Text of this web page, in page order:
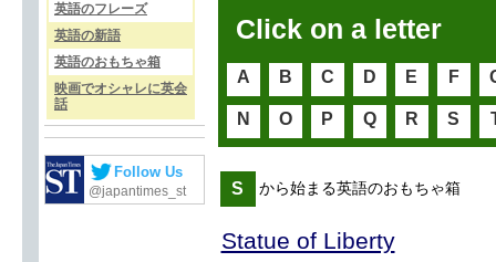
英語のフレーズ
英語の新語
英語のおもちゃ箱
映画でオシャレに英会
話
Follow Us
@japantimes_st
Click on a letter
A B C D E F
N O P Q R S
S から始まる英語のおもちゃ箱
Statue of Liberty